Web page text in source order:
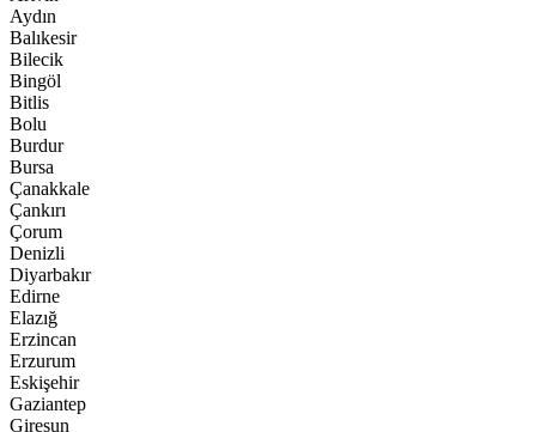
Aydın
Balıkesir
Bilecik
Bingöl
Bitlis
Bolu
Burdur
Bursa
Çanakkale
Çankırı
Çorum
Denizli
Diyarbakır
Edirne
Elazığ
Erzincan
Erzurum
Eskişehir
Gaziantep
Giresun